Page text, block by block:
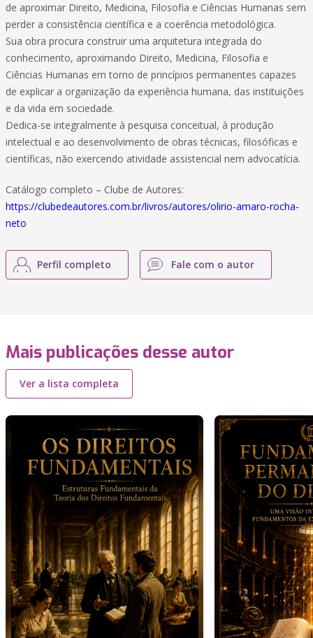
de aproximar Direito, Medicina, Filosofia e Ciências Humanas sem
perder a consistência científica e a coerência metodológica.
Sua obra procura construir uma arquitetura integrada do
conhecimento, aproximando Direito, Medicina, Filosofia e
Ciências Humanas em torno de princípios permanentes capazes
de explicar a organização da experiência humana, das instituições
e da vida em sociedade.
Dedica-se integralmente à pesquisa conceitual, à produção
intelectual e ao desenvolvimento de obras técnicas, filosóficas e
científicas, não exercendo atividade assistencial nem advocatícia.
Catálogo completo – Clube de Autores:
https://clubedeautores.com.br/livros/autores/olirio-amaro-rocha-
neto
Perfil completo Fale com o autor
Mais publicações desse autor
Ver a lista completa